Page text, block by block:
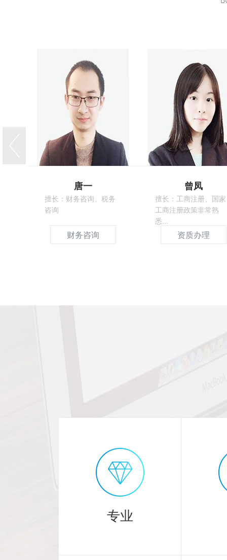
唐一
擅长：财务咨询、税务
咨询
财务咨询
曾凤
擅长：工商注册、国家
工商注册政策非常熟
悉...
资质办理
专业